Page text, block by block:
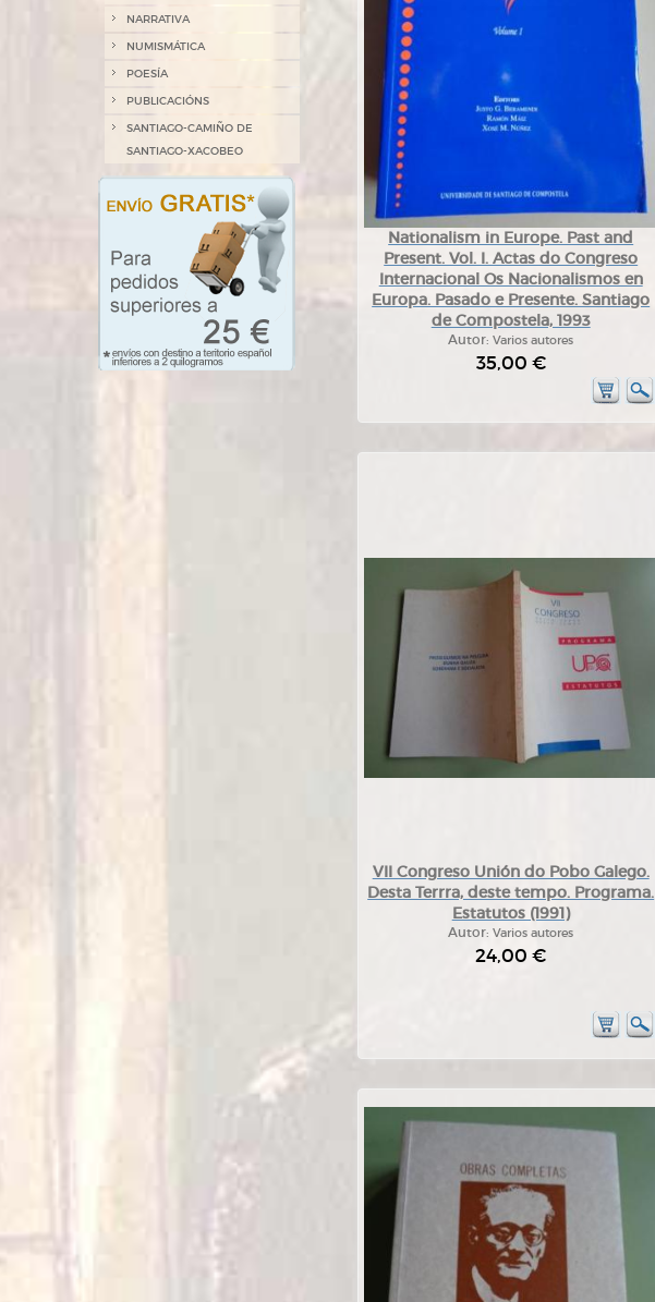
NARRATIVA
NUMISMÁTICA
POESÍA
PUBLICACIÓNS
SANTIAGO-CAMIÑO DE
SANTIAGO-XACOBEO
Nationalism in Europe. Past and
Present. Vol. I. Actas do Congreso
Internacional Os Nacionalismos en
Europa. Pasado e Presente. Santiago
de Compostela, 1993
Autor:Varios autores
35,00 €
VII Congreso Unión do Pobo Galego.
Desta Terrra, deste tempo. Programa.
Estatutos (1991)
Autor:Varios autores
24,00 €